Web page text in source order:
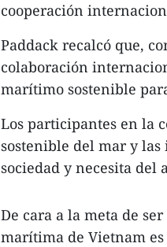
cooperación
Paddack recalcó que,
colaboración
marítimo sostenible
Los participantes en la
sostenible del mar y las
sociedad y necesita del
De cara a la meta de
marítima de Vietnam